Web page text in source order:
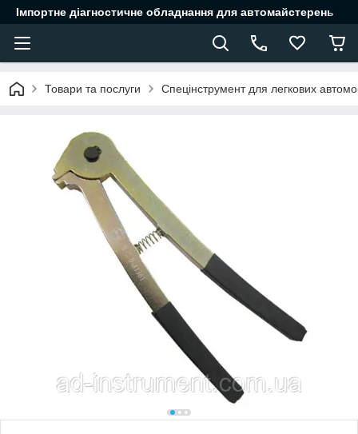
Імпортне діагностичне обладнання для автомайстерень
Товари та послуги Спецінструмент для легкових